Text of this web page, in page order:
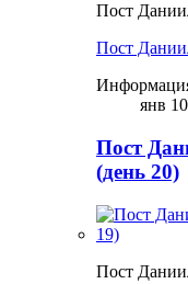
Пост
Пост
янв
Пост
(день 20)
Пост